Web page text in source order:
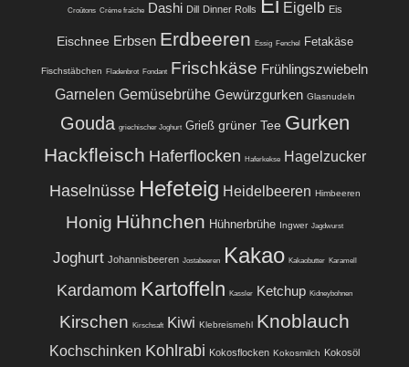
Croûtons Crème fraîche Dashi Dill Dinner Rolls Eigelb Eis
Eischnee Erbsen Erdbeeren Essig Fenchel Fetakäse
Fischstäbchen Fladenbrot Fondant Frischkäse Frühlingszwiebeln
Garnelen Gemüsebrühe Gewürzgurken Glasnudeln
Gouda griechischer Joghurt Grieß grüner Tee Gurken
Hackfleisch Haferflocken Haferkekse Hagelzucker
Haselnüsse Hefeteig Heidelbeeren Himbeeren
Honig Hühnchen Hühnerbrühe Ingwer Jagdwurst
Joghurt Johannisbeeren Jostabeeren Kakao Kakaobutter Karamell
Kardamom Kartoffeln Kassler Ketchup Kidneybohnen
Kirschen Kirschsaft Kiwi Klebreismehl Knoblauch
Kochschinken Kohlrabi Kokosflocken Kokosmilch Kokosöl